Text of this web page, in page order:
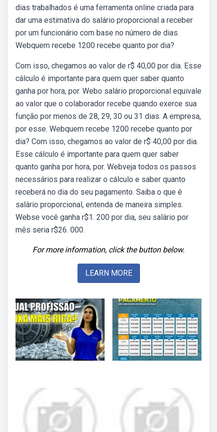
dias trabalhados é uma ferramenta online criada para
dar uma estimativa do salário proporcional a receber
por um funcionário com base no número de dias.
Webquem recebe 1200 recebe quanto por dia?
Com isso, chegamos ao valor de r$ 40,00 por dia. Esse
cálculo é importante para quem quer saber quanto
ganha por hora, por. Webo salário proporcional equivale
ao valor que o colaborador recebe quando exerce sua
função por menos de 28, 29, 30 ou 31 dias. A empresa,
por esse. Webquem recebe 1200 recebe quanto por
dia? Com isso, chegamos ao valor de r$ 40,00 por dia.
Esse cálculo é importante para quem quer saber
quanto ganha por hora, por. Webveja todos os passos
necessários para realizar o cálculo e saber quanto
receberá no dia do seu pagamento. Saiba o que é
salário proporcional, entenda de maneira simples.
Webse você ganha r$1. 200 por dia, seu salário por
mês seria r$26. 000.
For more information, click the button below.
LEARN MORE